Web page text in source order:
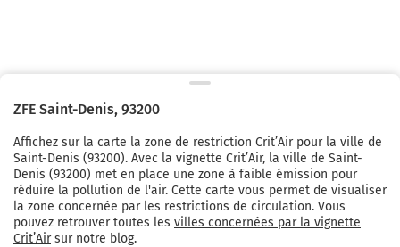
ZFE Saint-Denis, 93200
Affichez sur la carte la zone de restriction Crit’Air pour la ville de
Saint-Denis (93200). Avec la vignette Crit’Air, la ville de Saint-
Denis (93200) met en place une zone à faible émission pour
réduire la pollution de l'air. Cette carte vous permet de visualiser
la zone concernée par les restrictions de circulation. Vous
pouvez retrouver toutes les villes concernées par la vignette
Crit’Air sur notre blog.